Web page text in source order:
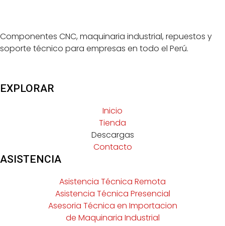
Componentes CNC, maquinaria industrial, repuestos y
soporte técnico para empresas en todo el Perú.
EXPLORAR
Inicio
Tienda
Descargas
Contacto
ASISTENCIA
Asistencia Técnica Remota
Asistencia Técnica Presencial
Asesoria Técnica en Importacion
de Maquinaria Industrial